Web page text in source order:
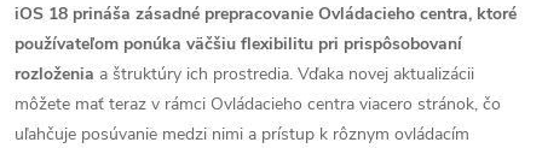
iOS 18 prináša zásadné prepracovanie Ovládacieho centra, ktoré
používateľom ponúka väčšiu flexibilitu pri prispôsobovaní
rozloženia a štruktúry ich prostredia. Vďaka novej aktualizácii
môžete mať teraz v rámci Ovládacieho centra viacero stránok, čo
uľahčuje posúvanie medzi nimi a prístup k rôznym ovládacím